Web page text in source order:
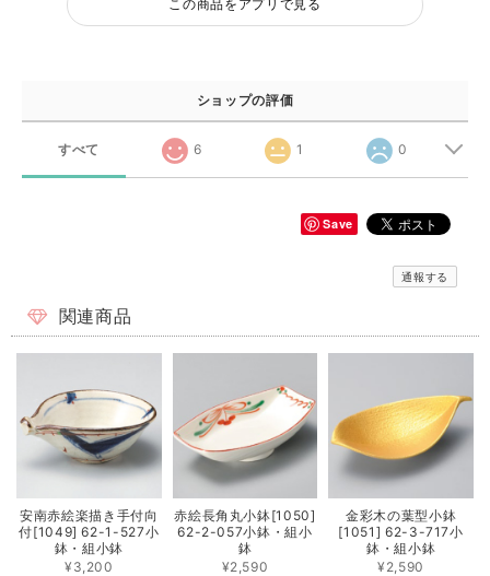
この商品をアプリで見る
ショップの評価
すべて 6 1 0
Save
通報する
関連商品
安南赤絵楽描き手付向
付[1049] 62-1-527小
鉢・組小鉢
¥3,200
赤絵長角丸小鉢[1050]
62-2-057小鉢・組小
鉢
¥2,590
金彩木の葉型小鉢
[1051] 62-3-717小
鉢・組小鉢
¥2,590